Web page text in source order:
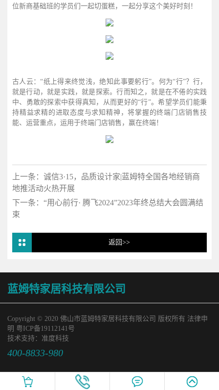
位新商基础班的学员们一起切蛋糕，一起分享这个美好时刻！
古人云：“纸上得来终觉浅，绝知此事要躬行”。何为“行”？行，
就是行动，就是实践，就是探索。行而知之，就是在不倦的实践
中、勇敢的探索中获得真知，从而更好的“行”。希望学员们能秉
持精益求精的进取态度与求知精神，将掌握的终端门店销售技
能、运营重点，运用于终端门店销售，赢在终端！
上一条： 诚信3·15，品质设计家|蓝姆特全国各地经销商
地推活动火热开展
下一条： “用心前行· 腾飞2024”2023年终总结大会圆满结
束
返回>>
蓝姆特家居科技有限公司
Copyright © 2020 佛山市蓝姆特家居科技有限公司 版权所有 法律申
明 粤ICP备19112141号
技术支持： 准度科技
400-8833-980